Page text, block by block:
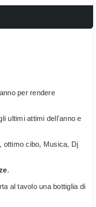
per rendere
ultimi attimi dell'anno e
ottimo cibo, Musica, Dj
.
al tavolo una bottiglia di